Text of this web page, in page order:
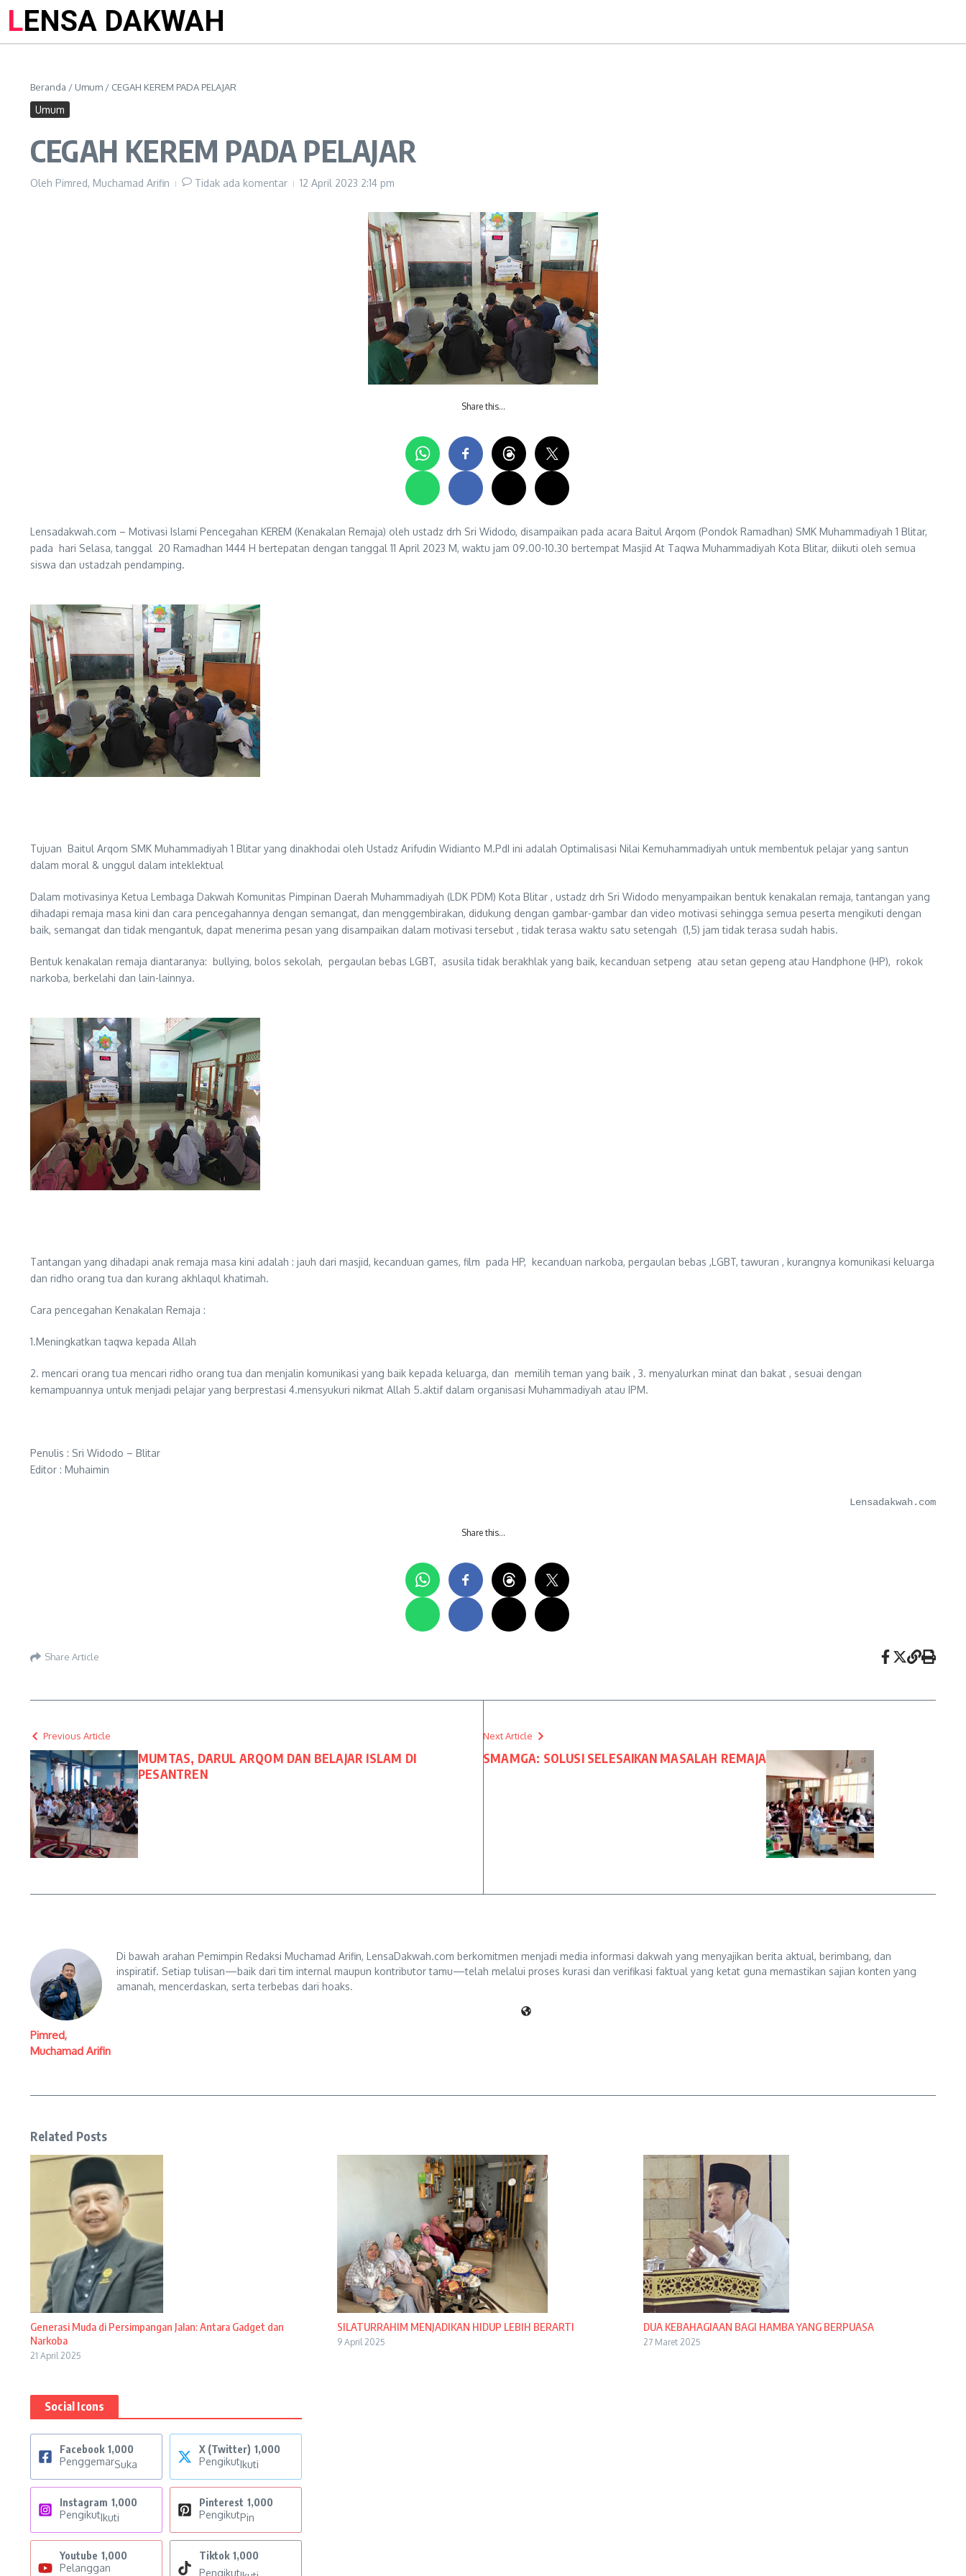
LENSA DAKWAH
Beranda / Umum / CEGAH KEREM PADA PELAJAR
Umum
CEGAH KEREM PADA PELAJAR
Oleh Pimred, Muchamad Arifin Tidak ada komentar 12 April 2023 2:14 pm
Share this…
Lensadakwah.com – Motivasi Islami Pencegahan KEREM (Kenakalan Remaja) oleh ustadz drh Sri Widodo, disampaikan pada acara Baitul Arqom (Pondok Ramadhan) SMK Muhammadiyah 1 Blitar,
pada hari Selasa, tanggal 20 Ramadhan 1444 H bertepatan dengan tanggal 11 April 2023 M, waktu jam 09.00-10.30 bertempat Masjid At Taqwa Muhammadiyah Kota Blitar, diikuti oleh semua
siswa dan ustadzah pendamping.
Tujuan Baitul Arqom SMK Muhammadiyah 1 Blitar yang dinakhodai oleh Ustadz Arifudin Widianto M.PdI ini adalah Optimalisasi Nilai Kemuhammadiyah untuk membentuk pelajar yang santun
dalam moral & unggul dalam inteklektual
Dalam motivasinya Ketua Lembaga Dakwah Komunitas Pimpinan Daerah Muhammadiyah (LDK PDM) Kota Blitar , ustadz drh Sri Widodo menyampaikan bentuk kenakalan remaja, tantangan yang
dihadapi remaja masa kini dan cara pencegahannya dengan semangat, dan menggembirakan, didukung dengan gambar-gambar dan video motivasi sehingga semua peserta mengikuti dengan
baik, semangat dan tidak mengantuk, dapat menerima pesan yang disampaikan dalam motivasi tersebut , tidak terasa waktu satu setengah (1,5) jam tidak terasa sudah habis.
Bentuk kenakalan remaja diantaranya: bullying, bolos sekolah, pergaulan bebas LGBT, asusila tidak berakhlak yang baik, kecanduan setpeng atau setan gepeng atau Handphone (HP), rokok
narkoba, berkelahi dan lain-lainnya.
Tantangan yang dihadapi anak remaja masa kini adalah : jauh dari masjid, kecanduan games, film pada HP, kecanduan narkoba, pergaulan bebas ,LGBT, tawuran , kurangnya komunikasi keluarga
dan ridho orang tua dan kurang akhlaqul khatimah.
Cara pencegahan Kenakalan Remaja :
1.Meningkatkan taqwa kepada Allah
2. mencari orang tua mencari ridho orang tua dan menjalin komunikasi yang baik kepada keluarga, dan memilih teman yang baik , 3. menyalurkan minat dan bakat , sesuai dengan
kemampuannya untuk menjadi pelajar yang berprestasi 4.mensyukuri nikmat Allah 5.aktif dalam organisasi Muhammadiyah atau IPM.
Penulis : Sri Widodo – Blitar
Editor : Muhaimin
Lensadakwah.com
Share this…
Share Article
Previous Article
MUMTAS, DARUL ARQOM DAN BELAJAR ISLAM DI
PESANTREN
Next Article
SMAMGA: SOLUSI SELESAIKAN MASALAH REMAJA
Pimred,
Muchamad Arifin
Di bawah arahan Pemimpin Redaksi Muchamad Arifin, LensaDakwah.com berkomitmen menjadi media informasi dakwah yang menyajikan berita aktual, berimbang, dan
inspiratif. Setiap tulisan—baik dari tim internal maupun kontributor tamu—telah melalui proses kurasi dan verifikasi faktual yang ketat guna memastikan sajian konten yang
amanah, mencerdaskan, serta terbebas dari hoaks.
Related Posts
Generasi Muda di Persimpangan Jalan: Antara Gadget dan
Narkoba
21 April 2025
SILATURRAHIM MENJADIKAN HIDUP LEBIH BERARTI
9 April 2025
DUA KEBAHAGIAAN BAGI HAMBA YANG BERPUASA
27 Maret 2025
Social Icons
Facebook 1,000
PenggemarSuka
X (Twitter) 1,000
PengikutIkuti
Instagram 1,000
PengikutIkuti
Pinterest 1,000
PengikutPin
Youtube 1,000
Pelanggan
Tiktok 1,000
Pengikut